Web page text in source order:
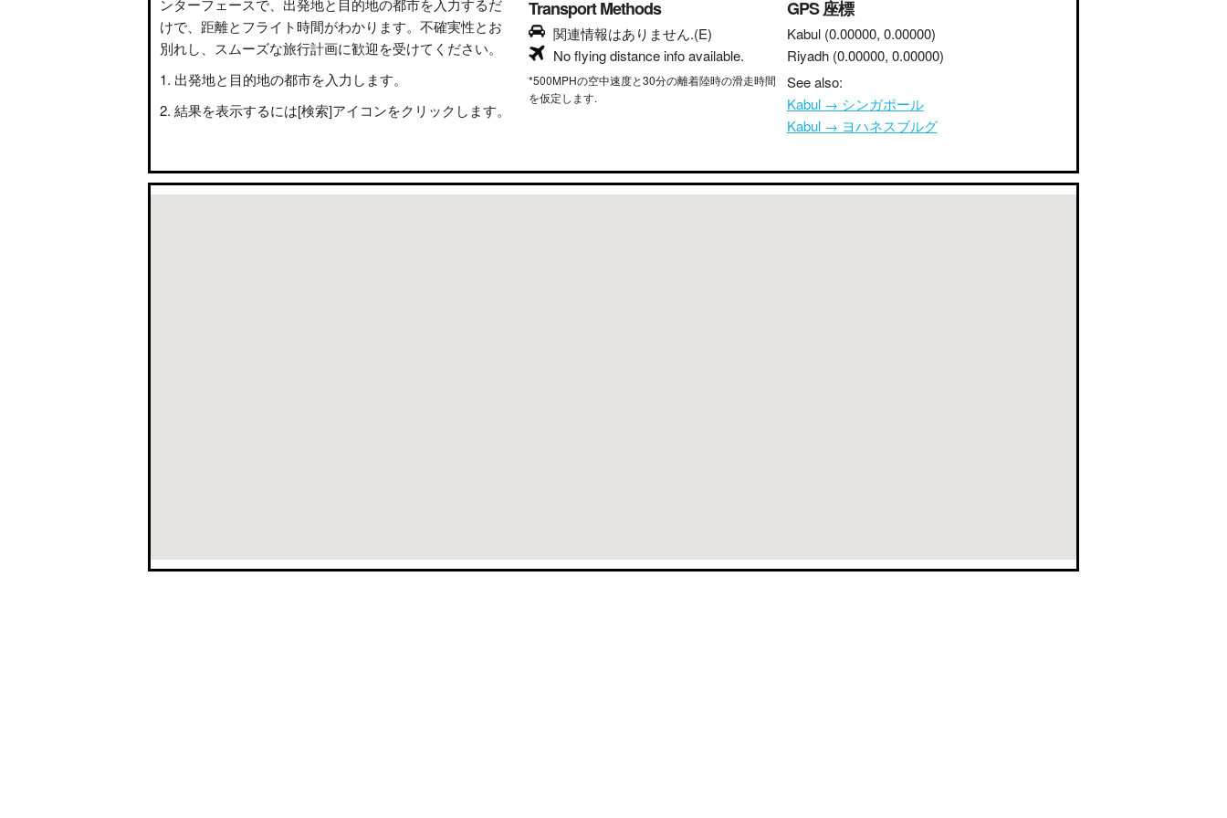
ンターフェースで、出発地と目的地の都市を入力するだ
けで、距離とフライト時間がわかります。不確実性とお
別れし、スムーズな旅行計画に歓迎を受けてください。
出発地と目的地の都市を入力します。
結果を表示するには[検索]アイコンをクリックします。
Transport Methods
関連情報はありません.(E)
No flying distance info available.
*500MPHの空中速度と30分の離着陸時の滑走時間
を仮定します.
GPS 座標
Kabul (0.00000, 0.00000)
Riyadh (0.00000, 0.00000)
See also:
Kabul → シンガポール
Kabul → ヨハネスブルグ